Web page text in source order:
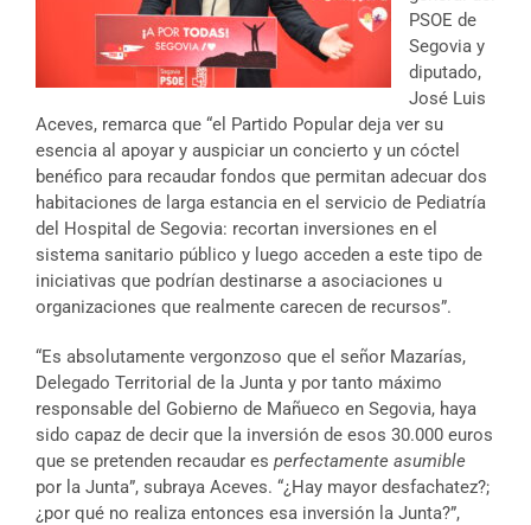
PSOE de
Segovia y
diputado,
José Luis
Aceves, remarca que “el Partido Popular deja ver su
esencia al apoyar y auspiciar un concierto y un cóctel
benéfico para recaudar fondos que permitan adecuar dos
habitaciones de larga estancia en el servicio de Pediatría
del Hospital de Segovia: recortan inversiones en el
sistema sanitario público y luego acceden a este tipo de
iniciativas que podrían destinarse a asociaciones u
organizaciones que realmente carecen de recursos”.
“Es absolutamente vergonzoso que el señor Mazarías,
Delegado Territorial de la Junta y por tanto máximo
responsable del Gobierno de Mañueco en Segovia, haya
sido capaz de decir que la inversión de esos 30.000 euros
que se pretenden recaudar es perfectamente asumible
por la Junta”, subraya Aceves. “¿Hay mayor desfachatez?;
¿por qué no realiza entonces esa inversión la Junta?”,